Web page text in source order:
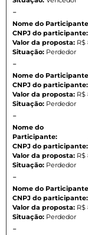
-
Nome do
CNPJ do participante:
Valor da proposta: R$
Situação: Perdedor
-
Nome do
CNPJ do participante:
Valor da proposta: R$
Situação: Perdedor
-
Nome do
Participante:
CNPJ do participante:
Valor da proposta: R$
Situação: Perdedor
-
Nome do
CNPJ do participante:
Valor da proposta: R$
Situação: Perdedor
-